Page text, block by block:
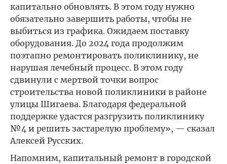
капитально обновлять. В этом году нужно
обязательно завершить работы, чтобы не
выбиться из графика. Ожидаем поставку
оборудования. До 2024 года продолжим
поэтапно ремонтировать поликлинику, не
нарушая лечебный процесс. В этом году
сдвинули с мертвой точки вопрос
строительства новой поликлиники в районе
улицы Шигаева. Благодаря федеральной
поддержке удастся разгрузить поликлинику
№4 и решить застарелую проблему», — сказал
Алексей Русских.
Напомним, капитальный ремонт в городской